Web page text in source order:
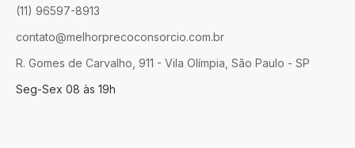
(11) 96597-8913
contato@melhorprecoconsorcio.com.br
R. Gomes de Carvalho, 911 - Vila Olímpia, São Paulo - SP
Seg-Sex 08 às 19h